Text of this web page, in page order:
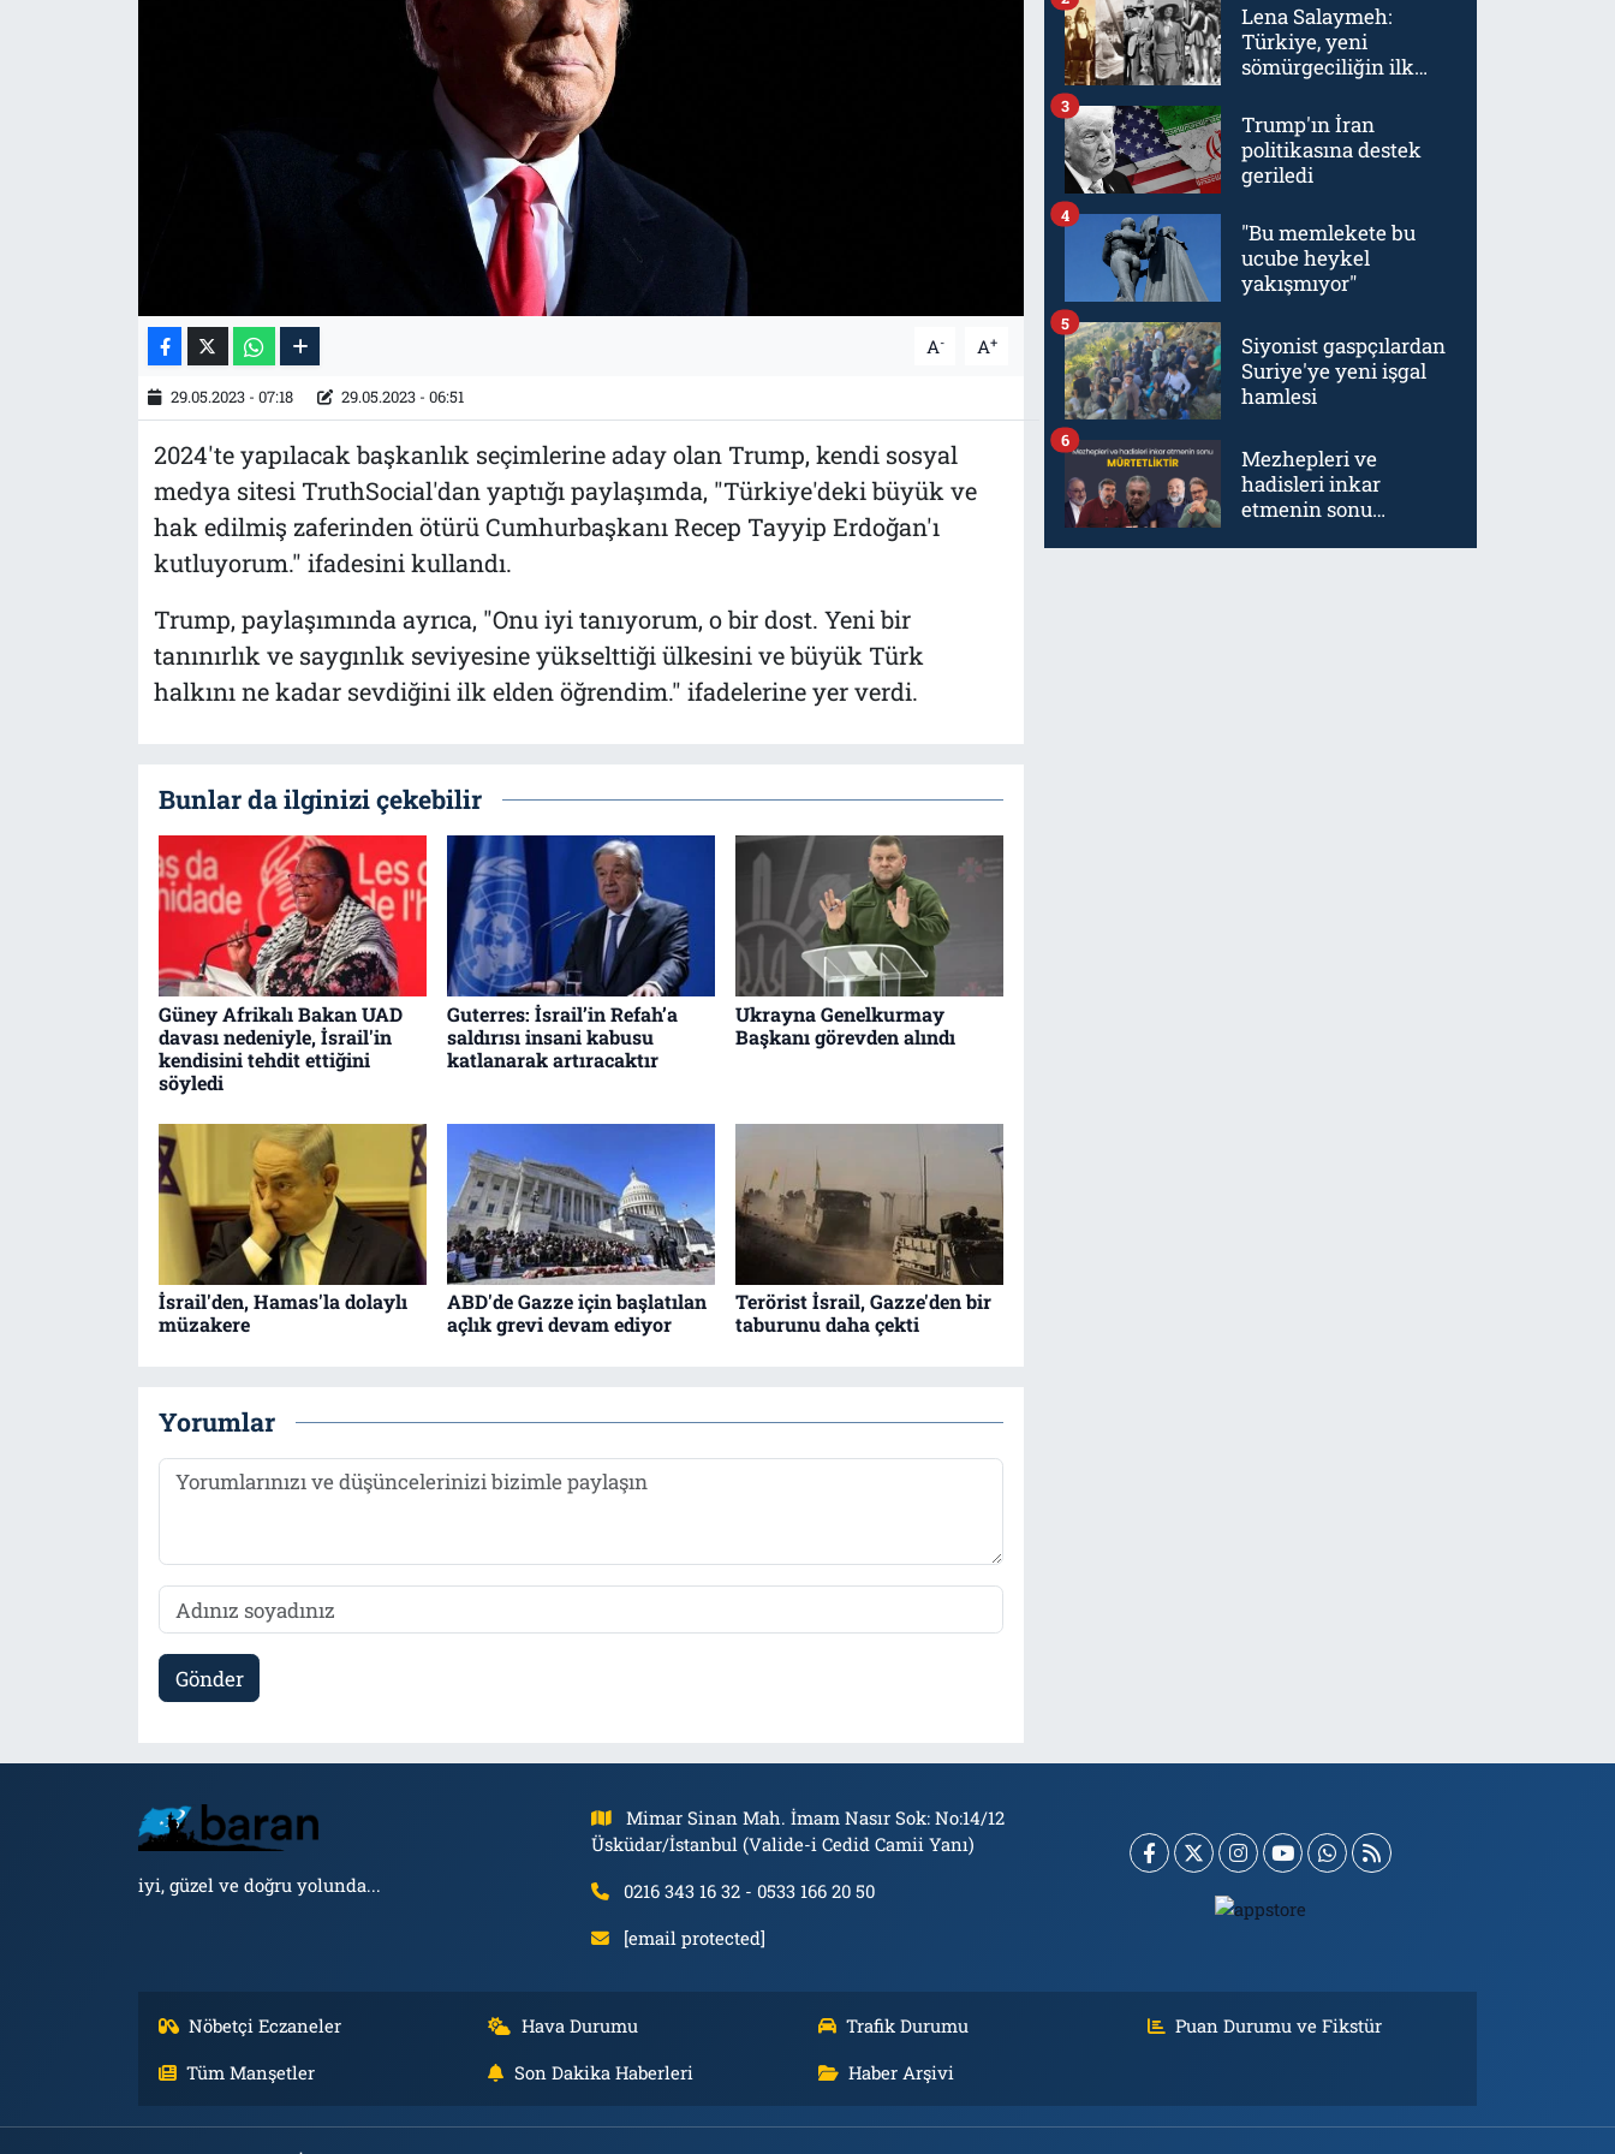
A- A+
29.05.2023 - 07:18 29.05.2023 - 06:51
2024'te yapılacak başkanlık seçimlerine aday olan Trump, kendi sosyal
medya sitesi TruthSocial'dan yaptığı paylaşımda, "Türkiye'deki büyük ve
hak edilmiş zaferinden ötürü Cumhurbaşkanı Recep Tayyip Erdoğan'ı
kutluyorum." ifadesini kullandı.
Trump, paylaşımında ayrıca, "Onu iyi tanıyorum, o bir dost. Yeni bir
tanınırlık ve saygınlık seviyesine yükselttiği ülkesini ve büyük Türk
halkını ne kadar sevdiğini ilk elden öğrendim." ifadelerine yer verdi.
Bunlar da ilginizi çekebilir
Güney Afrikalı Bakan UAD
davası nedeniyle, İsrail'in
kendisini tehdit ettiğini
söyledi
Guterres: İsrail’in Refah’a
saldırısı insani kabusu
katlanarak artıracaktır
Ukrayna Genelkurmay
Başkanı görevden alındı
İsrail'den, Hamas'la dolaylı
müzakere
ABD'de Gazze için başlatılan
açlık grevi devam ediyor
Terörist İsrail, Gazze'den bir
taburunu daha çekti
Yorumlar
Gönder
Lena Salaymeh:
Türkiye, yeni
sömürgeciliğin ilk
Trump'ın İran
politikasına destek
geriledi
3
"Bu memlekete bu
ucube heykel
yakışmıyor"
4
Siyonist gaspçılardan
Suriye'ye yeni işgal
hamlesi
5
Mezhepleri ve
hadisleri inkar
etmenin sonu
6
iyi, güzel ve doğru yolunda...
Mimar Sinan Mah. İmam Nasır Sok: No:14/12
Üsküdar/İstanbul (Valide-i Cedid Camii Yanı)
0216 343 16 32 - 0533 166 20 50
[email protected]
Nöbetçi Eczaneler Hava Durumu Trafik Durumu
Puan Durumu ve Fikstür
Tüm Manşetler
Son Dakika Haberleri Haber Arşivi